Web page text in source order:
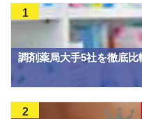
調剤薬局大手5社を徹底
1
2